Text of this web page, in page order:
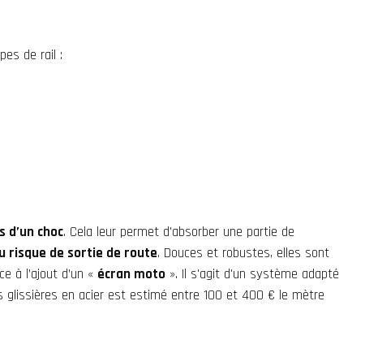
de rail :
choc. Cela leur permet d'absorber une partie de
risque de sortie de route. Douces et robustes, elles sont
à l’ajout d’un « écran moto ». Il s'agit d'un système adapté
glissières en acier est estimé entre 100 et 400 € le mètre